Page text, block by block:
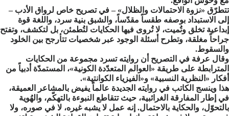
تتطرّق «نزوة الاحتمالات والظلال» – في تصريح خاص لرواق الأدب –
إلى الاستبداد بوصفه طقساً مقدّساً، والشبق بنية سرد، واللغة قوة
إبداعية تخلق وتُميت، لا تُروى فيها الحكايات لتُطمئن، بل لتكشف، وتفتح
جراحاً مغلقة، وتطرح أسئلة الوجود عبر شخصيات تتأرجح بين الخلود
والسقوط.
وقال عرفة في التصريح أن روايته تسرد مجموعة من الحكايات
المترابطة على طريقة «العوالم المتعدّدة الكونية»، المستمدّة أدبياً من
أفكار «النظرية النسبية» و«الفيزياء الكوانتية».
هذا وينسج الكاتب في روايته الجديدة عالماً يفيض بالمشاعر العميقة،
في إطار المفارقة الغرائبية، حيث تتقاطع النبوءة بالتهكّم، والهُوية
بالتحوّل، والحكاية بالاحتمال. إنه عمل لا يشبه غيره، لا في صوره، ولا